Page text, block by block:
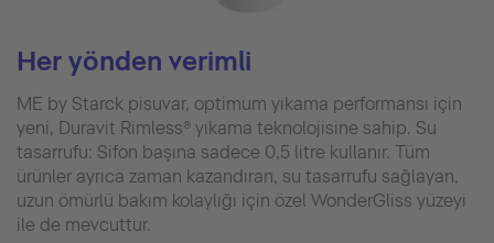
Her yönden verimli
ME by Starck pisuvar, optimum yıkama performansı için
yeni, Duravit Rimless® yıkama teknolojisine sahip. Su
tasarrufu: Sifon başına sadece 0,5 litre kullanır. Tüm
ürünler ayrıca zaman kazandıran, su tasarrufu sağlayan,
uzun ömürlü bakım kolaylığı için özel WonderGliss yüzeyi
ile de mevcuttur.